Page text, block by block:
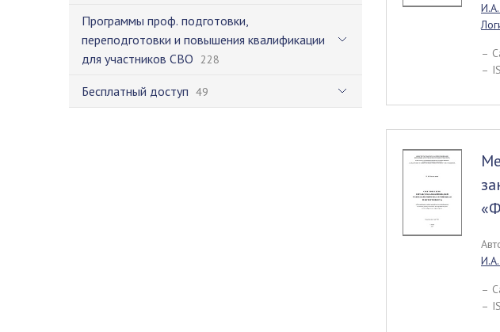
Программы проф. подготовки,
переподготовки и повышения квалификации
для участников СВО 228
Бесплатный доступ 49
–
–
–
–